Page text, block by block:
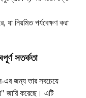
যা নিয়মিত পর্যবেক্ষণ করা
সতর্কতা
এর জন্য তার সবচেয়ে
জারি করেছে। এটি